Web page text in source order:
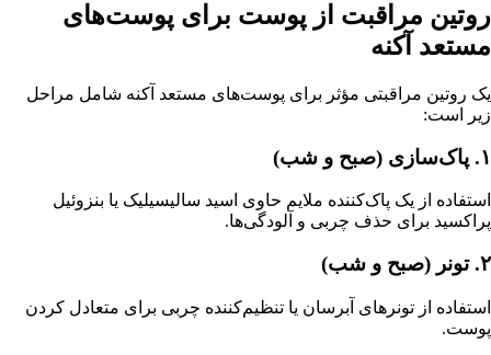
روتین مراقبت از پوست برای پوست‌های
مستعد آکنه
یک روتین مراقبتی مؤثر برای پوست‌های مستعد آکنه شامل مراحل
زیر است:
۱. پاک‌سازی (صبح و شب)
استفاده از یک پاک‌کننده ملایم حاوی اسید سالیسیلیک یا بنزوئیل
پراکسید برای حذف چربی و آلودگی‌ها.
۲. تونر (صبح و شب)
استفاده از تونرهای آبرسان یا تنظیم‌کننده چربی برای متعادل کردن
پوست.